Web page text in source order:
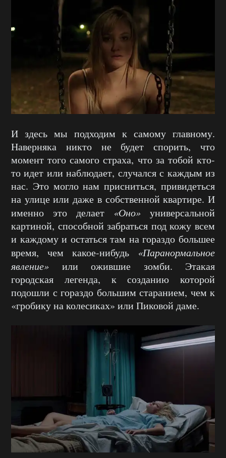
И здесь мы подходим к самому главному.
Наверняка никто не будет спорить, что
момент того самого страха, что за тобой кто-
то идет или наблюдает, случался с каждым из
нас. Это могло нам присниться, привидеться
на улице или даже в собственной квартире. И
именно это делает «Оно» универсальной
картиной, способной забраться под кожу всем
и каждому и остаться там на гораздо большее
время, чем какое-нибудь «Паранормальное
явление» или ожившие зомби. Этакая
городская легенда, к созданию которой
подошли с гораздо большим старанием, чем к
«гробику на колесиках» или Пиковой даме.